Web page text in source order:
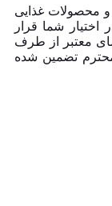
محصولات غذایی
اختیار شما قرار
معتبر از طرف
تضمین شده